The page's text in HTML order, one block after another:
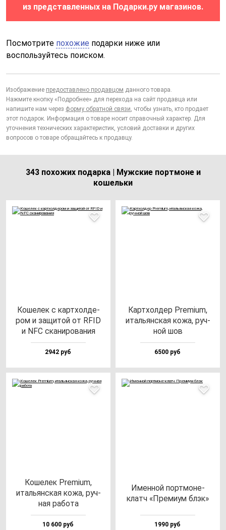
из представленных на Подарки.ру магазинов.
Посмотрите похожие подарки ниже или
воспользуйтесь поиском.
Изображение предоставлено продавцом данного товара.
Нажмите кнопку «Подробнее» для перехода на сайт продавца или
напишите нам через форму обратной связи, чтобы узнать, кто продает
этот подарок. Информация о товаре носит справочный характер. Для
уточнения технических характеристик, условий доставки и других
вопросов о товаре обращайтесь к продавцу.
343 похожих подарка | Мужские портмоне и
кошельки
Коше­лек с кар­тхол­де­
ром и за­щи­той от RFID
и NFC ска­ни­ро­ва­ния
2942 руб
Кар­тхол­дер Pre­mi­um,
италь­ян­ская ко­жа, руч­
ной шов
6500 руб
Коше­лек Pre­mi­um,
италь­ян­ская ко­жа, руч­
ная ра­бо­та
10 600 руб
Имен­ной пор­тмо­не-
клатч «Пре­ми­ум блэк»
1990 руб